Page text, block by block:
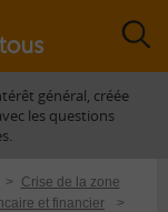
général, créée
les questions
>
Crise de la zone
et financier
>